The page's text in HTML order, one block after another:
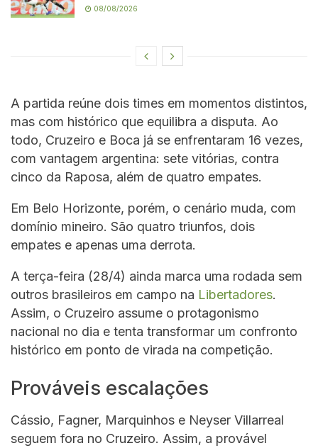
08/08/2026
A partida reúne dois times em momentos distintos,
mas com histórico que equilibra a disputa. Ao
todo, Cruzeiro e Boca já se enfrentaram 16 vezes,
com vantagem argentina: sete vitórias, contra
cinco da Raposa, além de quatro empates.
Em Belo Horizonte, porém, o cenário muda, com
domínio mineiro. São quatro triunfos, dois
empates e apenas uma derrota.
A terça-feira (28/4) ainda marca uma rodada sem
outros brasileiros em campo na Libertadores.
Assim, o Cruzeiro assume o protagonismo
nacional no dia e tenta transformar um confronto
histórico em ponto de virada na competição.
Prováveis escalações
Cássio, Fagner, Marquinhos e Neyser Villarreal
seguem fora no Cruzeiro. Assim, a provável